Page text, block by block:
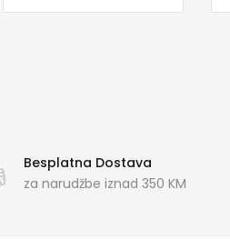
Besplatna Dostava
za narudžbe iznad 350 KM